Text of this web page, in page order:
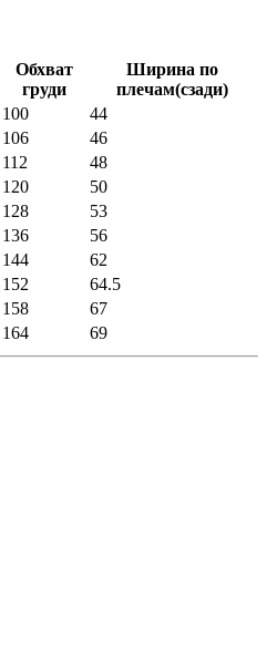
Обхват
груди
Ширина по
плечам(сзади)
100
44
106
46
112
48
120
50
128
53
136
56
144
62
152
64.5
158
67
164 69